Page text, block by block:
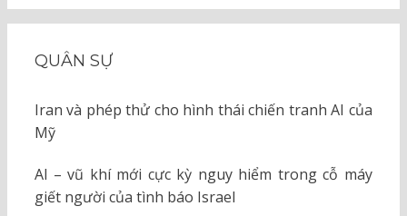
QUÂN SỰ
Iran và phép thử cho hình thái chiến tranh AI của
Mỹ
AI – vũ khí mới cực kỳ nguy hiểm trong cỗ máy
giết người của tình báo Israel